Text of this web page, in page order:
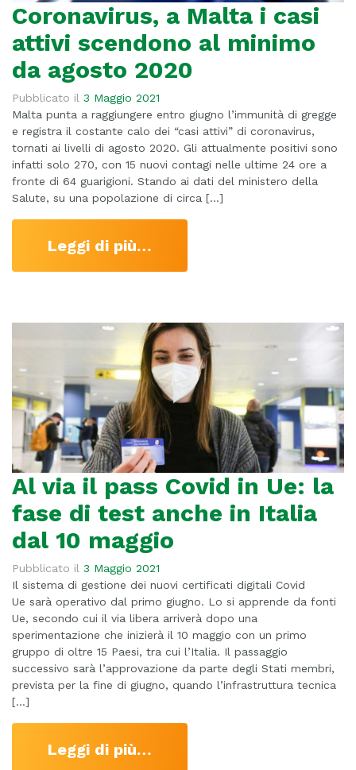
Coronavirus, a Malta i casi
attivi scendono al minimo
da agosto 2020
Pubblicato il 3 Maggio 2021
Malta punta a raggiungere entro giugno l’immunità di gregge
e registra il costante calo dei “casi attivi” di coronavirus,
tornati ai livelli di agosto 2020. Gli attualmente positivi sono
infatti solo 270, con 15 nuovi contagi nelle ultime 24 ore a
fronte di 64 guarigioni. Stando ai dati del ministero della
Salute, su una popolazione di circa […]
Leggi di più…
Al via il pass Covid in Ue: la
fase di test anche in Italia
dal 10 maggio
Pubblicato il 3 Maggio 2021
Il sistema di gestione dei nuovi certificati digitali Covid
Ue sarà operativo dal primo giugno. Lo si apprende da fonti
Ue, secondo cui il via libera arriverà dopo una
sperimentazione che inizierà il 10 maggio con un primo
gruppo di oltre 15 Paesi, tra cui l’Italia. Il passaggio
successivo sarà l’approvazione da parte degli Stati membri,
prevista per la fine di giugno, quando l’infrastruttura tecnica
[…]
Leggi di più…